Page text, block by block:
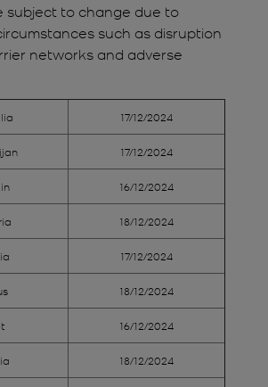
subject to change due to
such as disruption
networks and adverse
17/12/2024
17/12/2024
16/12/2024
18/12/2024
17/12/2024
18/12/2024
16/12/2024
18/12/2024